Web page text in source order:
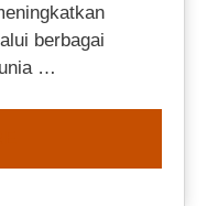
berbagai
…